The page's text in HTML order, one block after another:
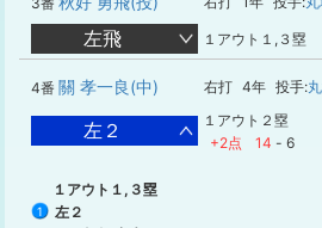
左飛 １アウト１,３塁
4番 關 孝一良(中) 右打 4年 投手:
左２
１アウト２塁
+2点
14 - 6
１アウト１,３塁
1
左２